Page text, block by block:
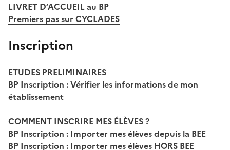
LIVRET D’ACCUEIL au BP
Premiers pas sur CYCLADES
Inscription
ETUDES PRELIMINAIRES
BP Inscription : Vérifier les informations de mon
établissement
COMMENT INSCRIRE MES ÉLÈVES ?
BP Inscription : Importer mes élèves depuis la BEE
BP Inscription : Importer mes élèves HORS BEE